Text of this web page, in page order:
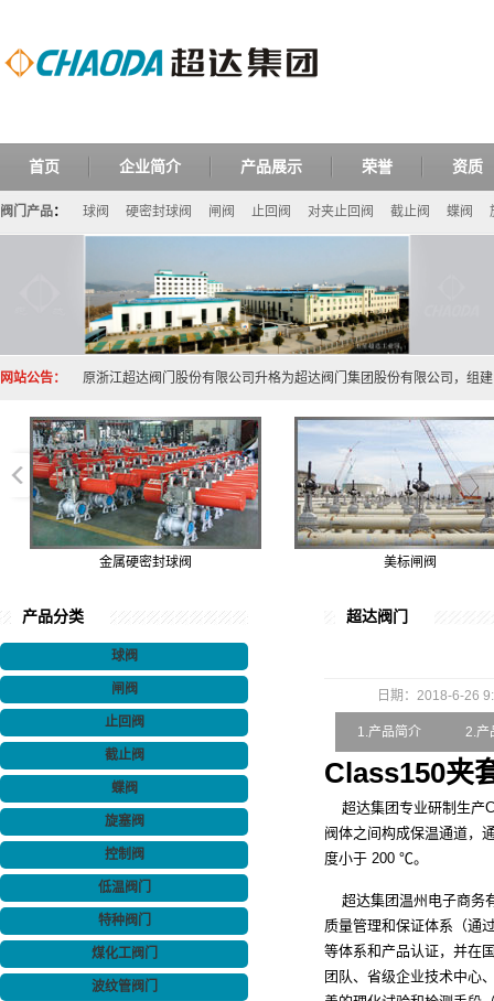
首页 企业简介 产品展示 荣誉 资质
阀门产品： 球阀 硬密封球阀 闸阀 止回阀 对夹止回阀 截止阀 蝶阀
网站公告： 原浙江超达阀门股份有限公司升格为超达阀门集团股份有限公司，组
金属硬密封球阀 美标闸阀
超达阀门
日期：2018-6-26
1.产品简介 2.产
Class150夹
超达集团专业研制生产
阀体之间构成保温通道，
度小于 200 ℃。
超达集团温州电子商务
质量管理和保证体系（通
等体系和产品认证，并在
团队、省级企业技术中心
产品分类
球阀
闸阀
止回阀
截止阀
蝶阀
旋塞阀
控制阀
低温阀门
特种阀门
煤化工阀门
波纹管阀门